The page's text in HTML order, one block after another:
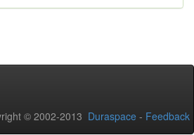
© 2002-2013 Duraspace - Feedback